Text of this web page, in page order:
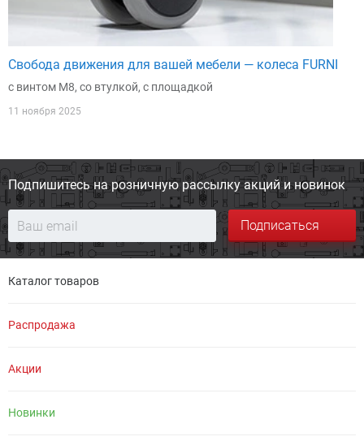
Свобода движения для вашей мебели — колеса FURNI
с винтом М8, со втулкой, с площадкой
11 ноября 2025
Подпишитесь на розничную рассылку акций и новинок
Подписаться
Каталог товаров
Распродажа
Акции
Новинки